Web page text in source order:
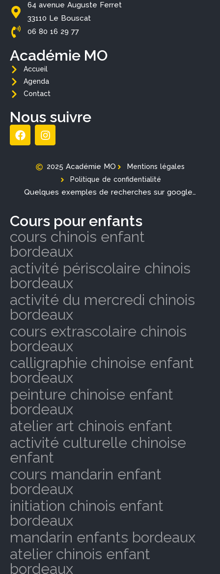
64 avenue Auguste Ferret
33110 Le Bouscat
06 80 16 29 77
Académie MO
Accueil
Agenda
Contact
Nous suivre
2025 Académie MO
Mentions légales
Politique de confidentialité
Quelques exemples de recherches sur google…
Cours pour enfants
cours chinois enfant
bordeaux
activité périscolaire chinois
bordeaux
activité du mercredi chinois
bordeaux
cours extrascolaire chinois
bordeaux
calligraphie chinoise enfant
bordeaux
peinture chinoise enfant
bordeaux
atelier art chinois enfant
activité culturelle chinoise
enfant
cours mandarin enfant
bordeaux
initiation chinois enfant
bordeaux
mandarin enfants bordeaux
atelier chinois enfant
bordeaux